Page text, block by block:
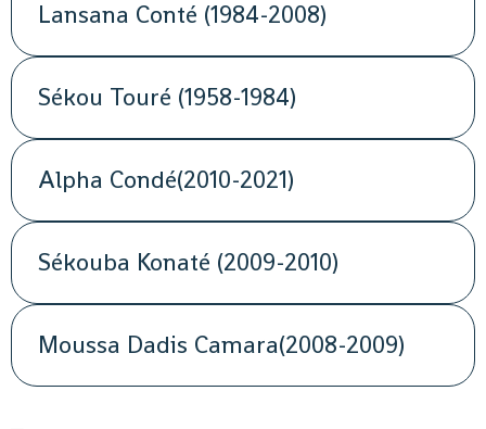
Lansana Conté (1984-2008)
Sékou Touré (1958-1984)
Alpha Condé(2010-2021)
Sékouba Konaté (2009-2010)
Moussa Dadis Camara(2008-2009)